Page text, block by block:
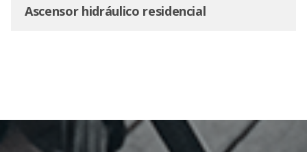
Ascensor hidráulico residencial